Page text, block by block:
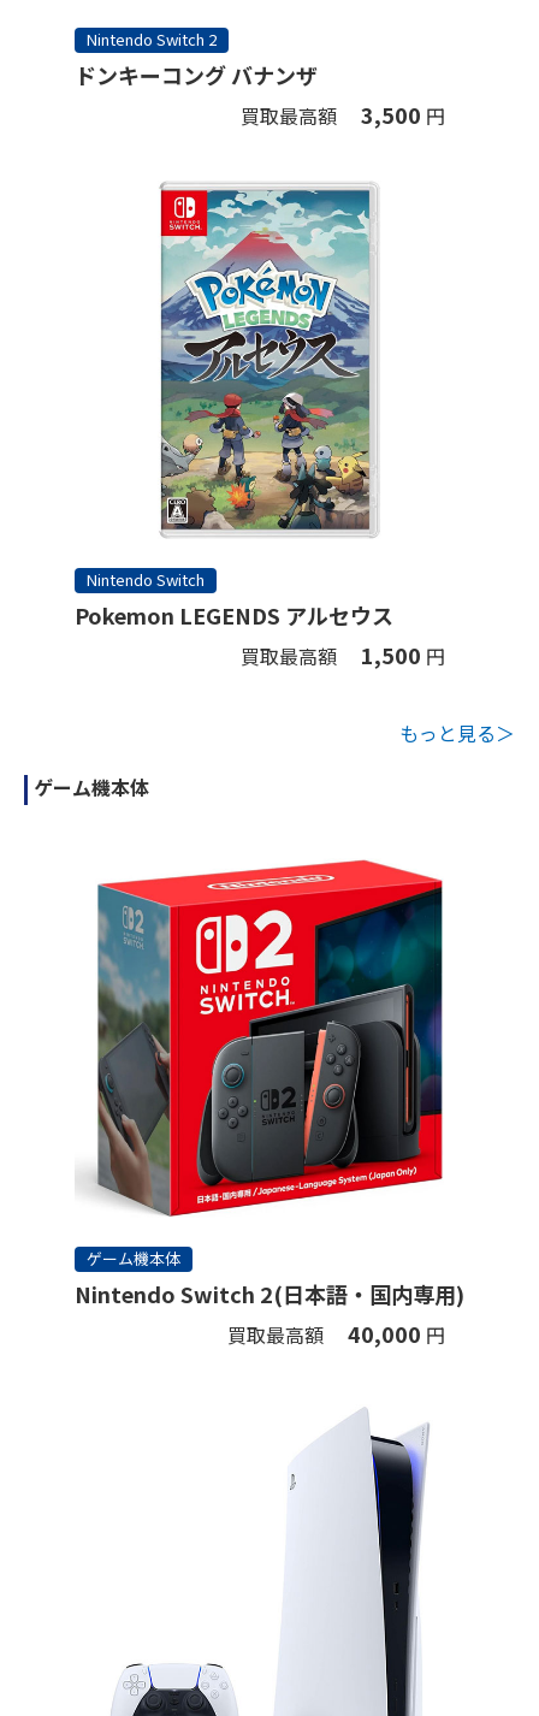
Nintendo Switch 2
ドンキーコング バナンザ
買取最高額 3,500 円
Nintendo Switch
Pokemon LEGENDS アルセウス
買取最高額 1,500 円
もっと見る＞
ゲーム機本体
ゲーム機本体
Nintendo Switch 2(日本語・国内専用)
買取最高額 40,000 円